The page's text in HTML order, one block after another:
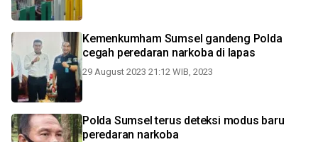
Kemenkumham Sumsel gandeng Polda
cegah peredaran narkoba di lapas
29 August 2023 21:12 WIB, 2023
Polda Sumsel terus deteksi modus baru
peredaran narkoba